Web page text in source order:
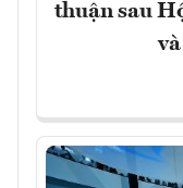
thuận sau